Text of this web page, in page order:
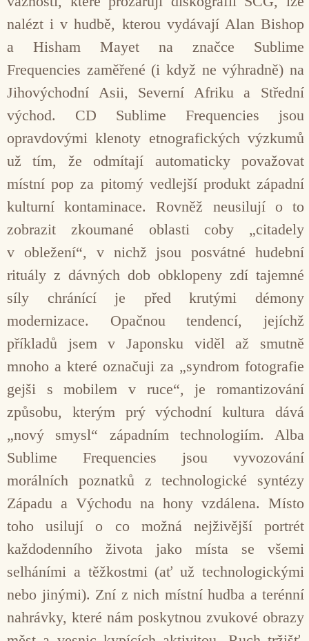
nalézt i v hudbě, kterou vydávají Alan Bishop
a Hisham Mayet na značce Sublime
Frequencies zaměřené (i když ne výhradně) na
Jihovýchodní Asii, Severní Afriku a Střední
východ. CD Sublime Frequencies jsou
opravdovými klenoty etnografických výzkumů
už tím, že odmítají automaticky považovat
místní pop za pitomý vedlejší produkt západní
kulturní kontaminace. Rovněž neusilují o to
zobrazit zkoumané oblasti coby „citadely
v obležení“, v nichž jsou posvátné hudební
rituály z dávných dob obklopeny zdí tajemné
síly chránící je před krutými démony
modernizace. Opačnou tendencí, jejíchž
příkladů jsem v Japonsku viděl až smutně
mnoho a které označuji za „syndrom fotografie
gejši s mobilem v ruce“, je romantizování
způsobu, kterým prý východní kultura dává
„nový smysl“ západním technologiím. Alba
Sublime Frequencies jsou vyvozování
morálních poznatků z technologické syntézy
Západu a Východu na hony vzdálena. Místo
toho usilují o co možná nejživější portrét
každodenního života jako místa se všemi
selháními a těžkostmi (ať už technologickými
nebo jinými). Zní z nich místní hudba a terénní
nahrávky, které nám poskytnou zvukové obrazy